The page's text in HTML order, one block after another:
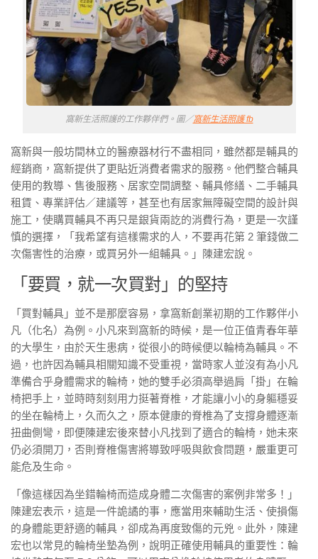
窩新生活照護的工作夥伴們。圖／窩新生活照護 fb
窩新與一般坊間林立的醫療器材行不盡相同，雖然都是輔具的
經銷商，窩新提供了更貼近消費者需求的服務。他們整合輔具
使用的教導、售後服務、居家空間調整、輔具修繕、二手輔具
租賃、專業評估／建議等，甚至也有居家無障礙空間的設計與
施工，使購買輔具不再只是銀貨兩訖的消費行為，更是一次謹
慎的選擇，「我希望有這樣需求的人，不要再花第 2 筆錢做二
次傷害性的治療，或買另外一組輔具。」陳建宏說。
「要買，就一次買對」的堅持
「買對輔具」並不是那麼容易，拿窩新創業初期的工作夥伴小
凡（化名）為例。小凡來到窩新的時候，是一位正值青春年華
的大學生，由於天生患病，從很小的時候便以輪椅為輔具。不
過，也許因為輔具相關知識不受重視，當時家人並沒有為小凡
準備合乎身體需求的輪椅，她的雙手必須高舉過肩「掛」在輪
椅把手上，並時時刻刻用力挺著脊椎，才能讓小小的身軀穩妥
的坐在輪椅上，久而久之，原本健康的脊椎為了支撐身體逐漸
扭曲側彎，即便陳建宏後來替小凡找到了適合的輪椅，她未來
仍必須開刀，否則脊椎傷害將導致呼吸與飲食問題，嚴重更可
能危及生命。
「像這樣因為坐錯輪椅而造成身體二次傷害的案例非常多！」
陳建宏表示，這是一件詭譎的事，應當用來輔助生活、使損傷
的身體能更舒適的輔具，卻成為再度致傷的元兇。此外，陳建
宏也以常見的輪椅坐墊為例，說明正確使用輔具的重要性：輪